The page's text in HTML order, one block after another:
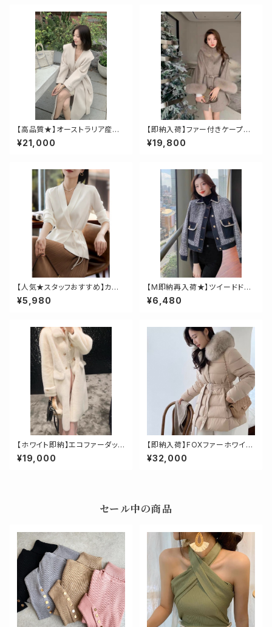
【高品質★】オーストラリア産ウ
ール使用、ロングガウンコート
¥21,000
【即納入荷】ファー付きケープコ
ート
¥19,800
【人気★スタッフおすすめ】カシ
ュクールライトジャケット
¥5,980
【M即納再入荷★】ツイードドッ
キングデニムジャケット
¥6,480
【ホワイト即納】エコファーダッフ
ルコート
¥19,000
【即納入荷】FOXファーホワイト
ダックダウンミドルダウンコート
¥32,000
セール中の商品